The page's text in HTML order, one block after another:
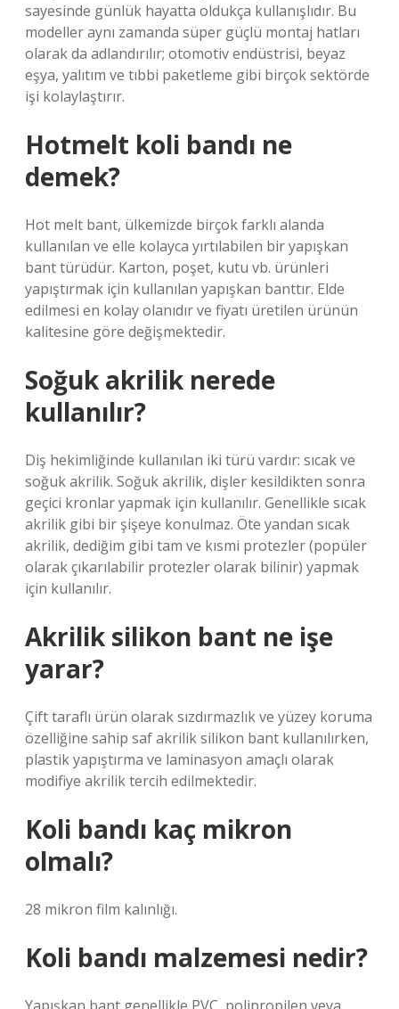
sayesinde günlük hayatta oldukça kullanışlıdır. Bu
modeller aynı zamanda süper güçlü montaj hatları
olarak da adlandırılır; otomotiv endüstrisi, beyaz
eşya, yalıtım ve tıbbi paketleme gibi birçok sektörde
işi kolaylaştırır.
Hotmelt koli bandı ne
demek?
Hot melt bant, ülkemizde birçok farklı alanda
kullanılan ve elle kolayca yırtılabilen bir yapışkan
bant türüdür. Karton, poşet, kutu vb. ürünleri
yapıştırmak için kullanılan yapışkan banttır. Elde
edilmesi en kolay olanıdır ve fiyatı üretilen ürünün
kalitesine göre değişmektedir.
Soğuk akrilik nerede
kullanılır?
Diş hekimliğinde kullanılan iki türü vardır: sıcak ve
soğuk akrilik. Soğuk akrilik, dişler kesildikten sonra
geçici kronlar yapmak için kullanılır. Genellikle sıcak
akrilik gibi bir şişeye konulmaz. Öte yandan sıcak
akrilik, dediğim gibi tam ve kısmi protezler (popüler
olarak çıkarılabilir protezler olarak bilinir) yapmak
için kullanılır.
Akrilik silikon bant ne işe
yarar?
Çift taraflı ürün olarak sızdırmazlık ve yüzey koruma
özelliğine sahip saf akrilik silikon bant kullanılırken,
plastik yapıştırma ve laminasyon amaçlı olarak
modifiye akrilik tercih edilmektedir.
Koli bandı kaç mikron
olmalı?
28 mikron film kalınlığı.
Koli bandı malzemesi nedir?